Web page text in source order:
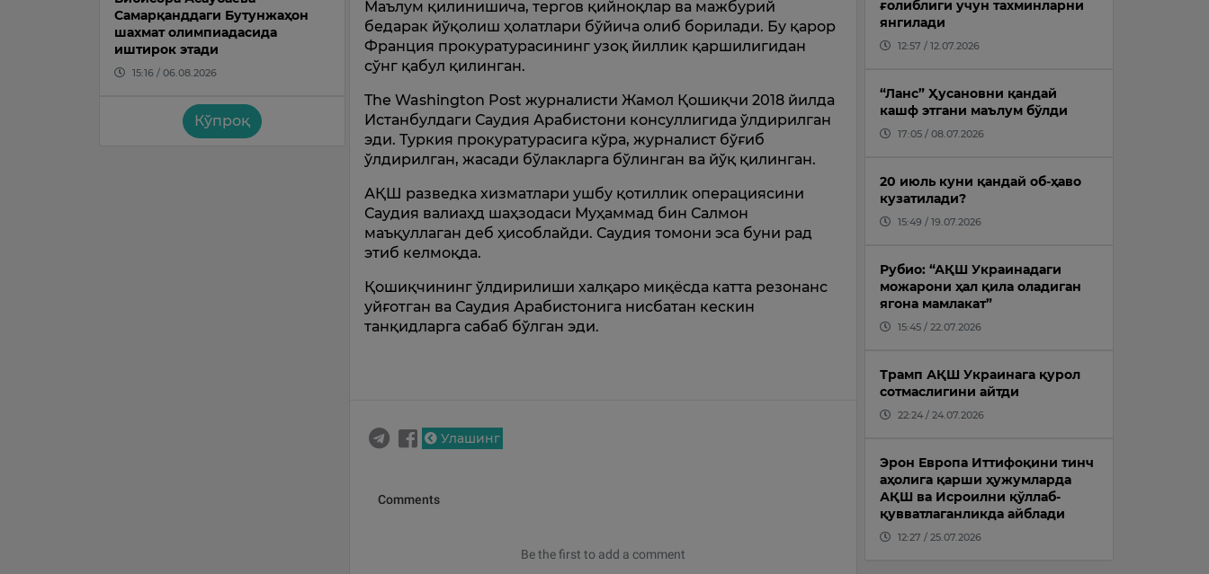
Самарқанддаги Бутунжаҳон
шахмат олимпиадасида
иштирок этади
15:16 / 06.08.2026
Кўпроқ
Маълум қилинишича, тергов қийноқлар ва мажбурий
бедарак йўқолиш ҳолатлари бўйича олиб борилади. Бу қарор
Франция прокуратурасининг узоқ йиллик қаршилигидан
сўнг қабул қилинган.
The Washington Post журналисти Жамол Қошиқчи 2018 йилда
Истанбулдаги Саудия Арабистони консуллигида ўлдирилган
эди. Туркия прокуратурасига кўра, журналист бўғиб
ўлдирилган, жасади бўлакларга бўлинган ва йўқ қилинган.
АҚШ разведка хизматлари ушбу қотиллик операциясини
Саудия валиаҳд шаҳзодаси Муҳаммад бин Салмон
маъқуллаган деб ҳисоблайди. Саудия томони эса буни рад
этиб келмоқда.
Қошиқчининг ўлдирилиши халқаро миқёсда катта резонанс
уйғотган ва Саудия Арабистонига нисбатан кескин
танқидларга сабаб бўлган эди.
Улашинг
ғолиблиги учун тахминларни
янгилади
12:57 / 12.07.2026
“Ланс” Ҳусановни қандай
кашф этгани маълум бўлди
17:05 / 08.07.2026
20 июль куни қандай об-ҳаво
кузатилади?
15:49 / 19.07.2026
Рубио: “АҚШ Украинадаги
можарони ҳал қила оладиган
ягона мамлакат”
15:45 / 22.07.2026
Трамп АҚШ Украинага қурол
сотмаслигини айтди
22:24 / 24.07.2026
Эрон Европа Иттифоқини тинч
аҳолига қарши ҳужумларда
АҚШ ва Исроилни қўллаб-
қувватлаганликда айблади
12:27 / 25.07.2026